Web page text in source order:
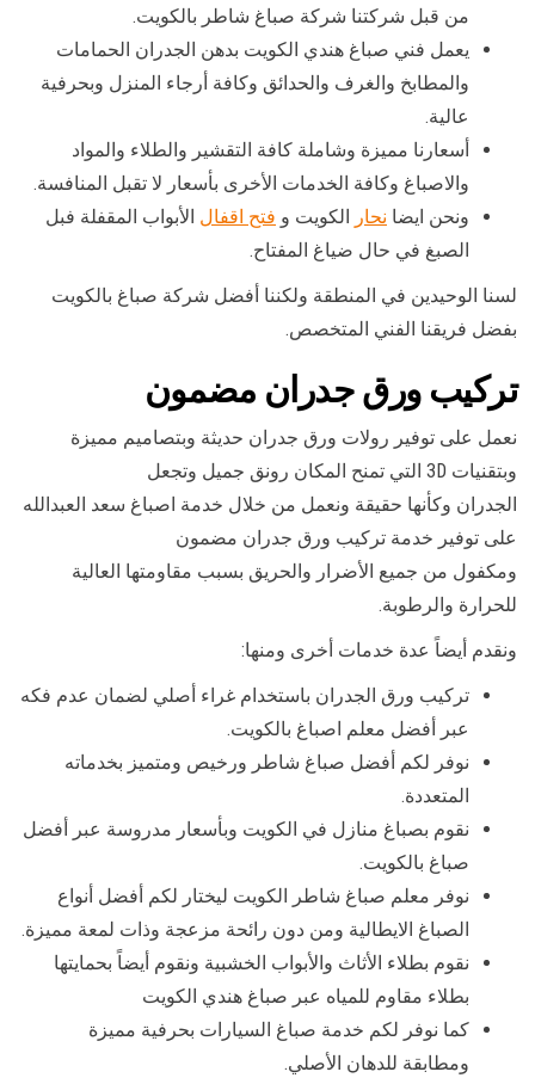
من قبل شركتنا شركة صباغ شاطر بالكويت.
يعمل فني صباغ هندي الكويت بدهن الجدران الحمامات
والمطابخ والغرف والحدائق وكافة أرجاء المنزل وبحرفية
عالية.
أسعارنا مميزة وشاملة كافة التقشير والطلاء والمواد
والاصباغ وكافة الخدمات الأخرى بأسعار لا تقبل المنافسة.
ونحن ايضا نحار الكويت و فتح اقفال الأبواب المقفلة فبل
الصبغ في حال ضياغ المفتاح.
لسنا الوحيدين في المنطقة ولكننا أفضل شركة صباغ بالكويت
بفضل فريقنا الفني المتخصص.
تركيب ورق جدران مضمون
نعمل على توفير رولات ورق جدران حديثة وبتصاميم مميزة
وبتقنيات 3D التي تمنح المكان رونق جميل وتجعل
الجدران وكأنها حقيقة ونعمل من خلال خدمة اصباغ سعد العبدالله
على توفير خدمة تركيب ورق جدران مضمون
ومكفول من جميع الأضرار والحريق بسبب مقاومتها العالية
للحرارة والرطوبة.
ونقدم أيضاً عدة خدمات أخرى ومنها:
تركيب ورق الجدران باستخدام غراء أصلي لضمان عدم فكه
عبر أفضل معلم اصباغ بالكويت.
نوفر لكم أفضل صباغ شاطر ورخيص ومتميز بخدماته
المتعددة.
نقوم بصباغ منازل في الكويت وبأسعار مدروسة عبر أفضل
صباغ بالكويت.
نوفر معلم صباغ شاطر الكويت ليختار لكم أفضل أنواع
الصباغ الايطالية ومن دون رائحة مزعجة وذات لمعة مميزة.
نقوم بطلاء الأثاث والأبواب الخشبية ونقوم أيضاً بحمايتها
بطلاء مقاوم للمياه عبر صباغ هندي الكويت
كما نوفر لكم خدمة صباغ السيارات بحرفية مميزة
ومطابقة للدهان الأصلي.